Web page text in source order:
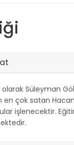
Süleyman
en çok satan
işlenecektir.